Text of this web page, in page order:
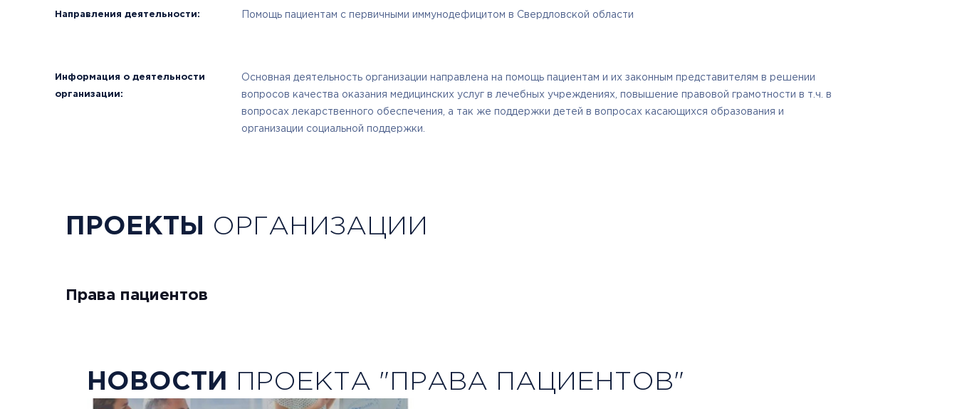
Направления деятельности: Помощь пациентам с первичными иммунодефицитом в Свердловской области
Информация о деятельности
организации:
Основная деятельность организации направлена на помощь пациентам и их законным представителям в решении
вопросов качества оказания медицинских услуг в лечебных учреждениях, повышение правовой грамотности в т.ч. в
вопросах лекарственного обеспечения, а так же поддержки детей в вопросах касающихся образования и
организации социальной поддержки.
ПРОЕКТЫ ОРГАНИЗАЦИИ
Права пациентов
НОВОСТИ ПРОЕКТА "ПРАВА ПАЦИЕНТОВ"